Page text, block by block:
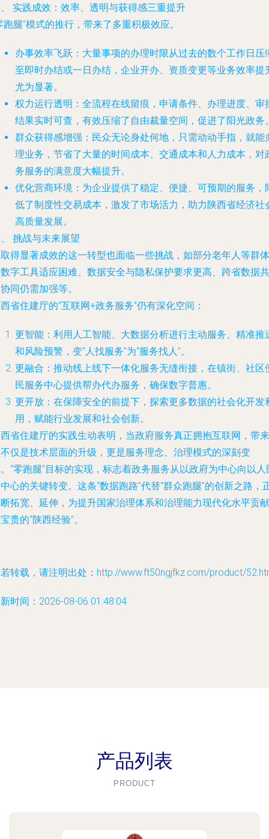
实践成效：效率、透明与获得感三重提升
跑腿”模式的推行，带来了多重积极效应。
办事效率飞跃 ：大量事项的办理时限从过去的数个工作日压
至即时办结或一日办结，企业开办、资质变更等业务效率提
尤为显著。
权力运行透明 ：全流程在线留痕，申请条件、办理进度、审
结果实时可查，有效压缩了自由裁量空间，促进了阳光政务
群众获得感增强 ：民众无论身处何地，只需动动手指，就能
理业务，节省了大量的时间成本、交通成本和人力成本，对
务服务的满意度大幅提升。
优化营商环境 ：为企业提供了稳定、便捷、可预期的服务，
低了制度性交易成本，激发了市场活力，助力陕西省经济社
高质量发展。
挑战与未来展望
得显著成效的这一转型也面临一些挑战，如部分老年人等群体
字工具适应困难、数据安全与隐私保护要求更高、跨省数据共
同仍需加强等。
省住建厅的“互联网+政务服务”仍有深化空间：
更智能 ：利用人工智能、大数据分析进行主动服务、精准推
和风险预警，变“人找服务”为“服务找人”。
更融合 ：推动线上线下一体化服务无缝衔接，在镇街、社区
民服务中心提供帮办代办服务，确保数字普惠。
更开放 ：在保障安全的前提下，探索更多数据的社会化开发
用，赋能行业发展和社会创新。
省住建厅的实践生动表明，当政府服务真正拥抱互联网，带来
仅是技术层面的升级，更是服务理念、治理模式的深刻变
“零跑腿”目标的实现，标志着政务服务从以政府为中心向以人
心的关键转变。这条“数据跑路”代替“群众跑腿”的创新之路，
拓宽、延伸，为提升国家治理体系和治理能力现代化水平贡献
贵的“陕西经验”。
转载，请注明出处：http://www.ft50ngjfkz.com/product/
时间：2026-08-06 01:48:04
产品列表
PRODUCT